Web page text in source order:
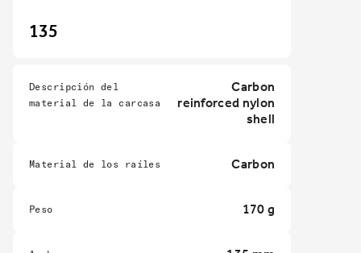
135
Descripción del
material de la carcasa
Carbon
reinforced nylon
shell
Material de los raíles Carbon
Peso 170 g